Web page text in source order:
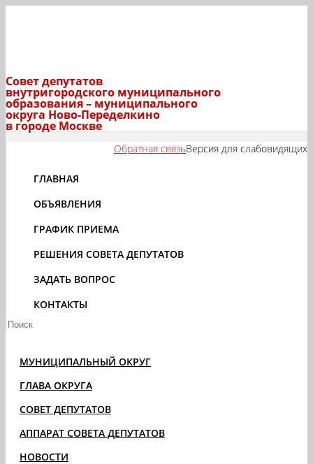
Совет депутатов
внутригородского муниципального
образования – муниципального
округа Ново-Переделкино
в городе Москве
Версия для слабовидящих
Обратная связь
ГЛАВНАЯ
ОБЪЯВЛЕНИЯ
ГРАФИК ПРИЕМА
РЕШЕНИЯ СОВЕТА ДЕПУТАТОВ
ЗАДАТЬ ВОПРОС
КОНТАКТЫ
МУНИЦИПАЛЬНЫЙ ОКРУГ
ГЛАВА ОКРУГА
СОВЕТ ДЕПУТАТОВ
АППАРАТ СОВЕТА ДЕПУТАТОВ
НОВОСТИ